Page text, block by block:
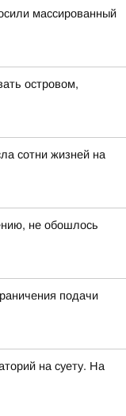
массированный
островом,
сотни жизней на
не обошлось
подачи
на суету. На